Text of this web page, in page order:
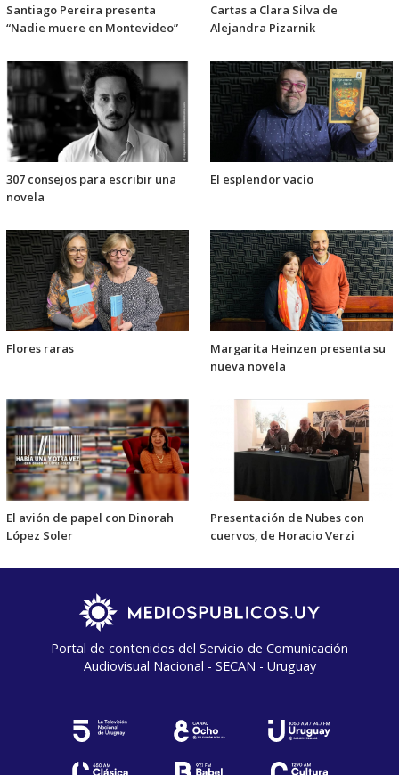
Santiago Pereira presenta
“Nadie muere en Montevideo”
Cartas a Clara Silva de
Alejandra Pizarnik
307 consejos para escribir una
novela
El esplendor vacío
Flores raras
Margarita Heinzen presenta su
nueva novela
El avión de papel con Dinorah
López Soler
Presentación de Nubes con
cuervos, de Horacio Verzi
Portal de contenidos del Servicio de Comunicación
Audiovisual Nacional - SECAN - Uruguay